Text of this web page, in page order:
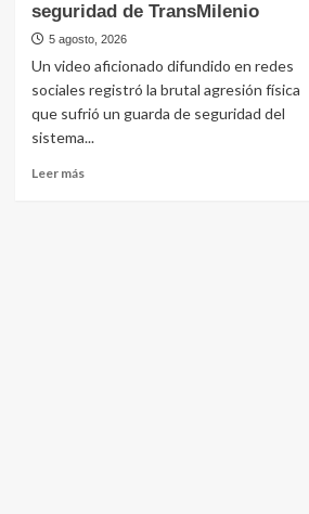
seguridad de TransMilenio
5 agosto, 2026
Un video aficionado difundido en redes
sociales registró la brutal agresión física
que sufrió un guarda de seguridad del
sistema...
Leer más